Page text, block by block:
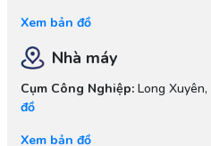
Xem bản đồ
Nhà máy
Cụm Công Nghiệp:Long Xuyên,
đồ
Xem bản đồ